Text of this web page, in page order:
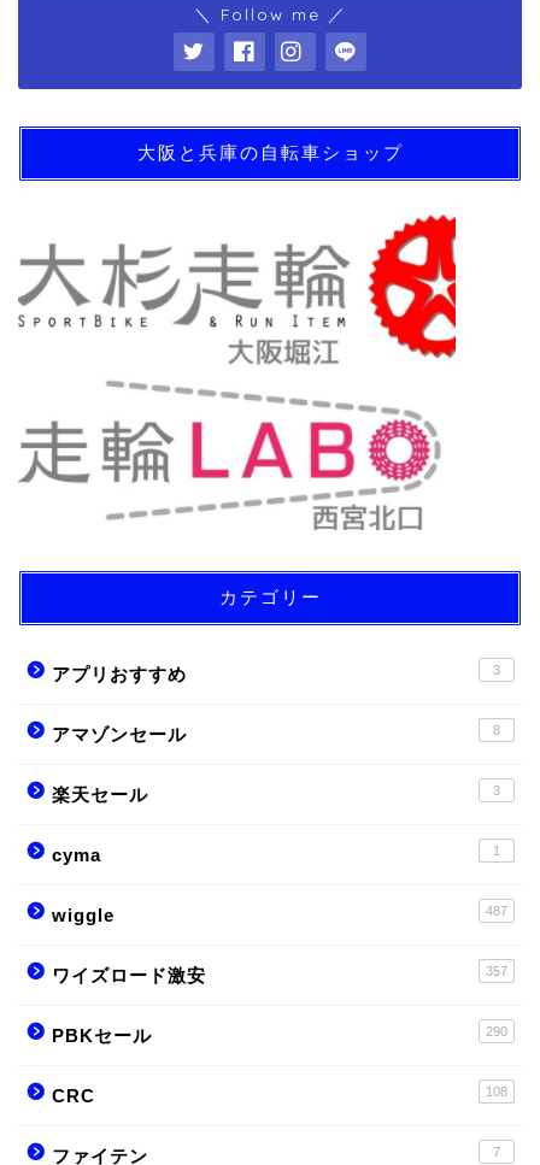
＼ Follow me ／
大阪と兵庫の自転車ショップ
カテゴリー
アプリおすすめ 3
アマゾンセール 8
楽天セール 3
cyma 1
wiggle 487
ワイズロード激安 357
PBKセール 290
CRC 108
ファイテン 7